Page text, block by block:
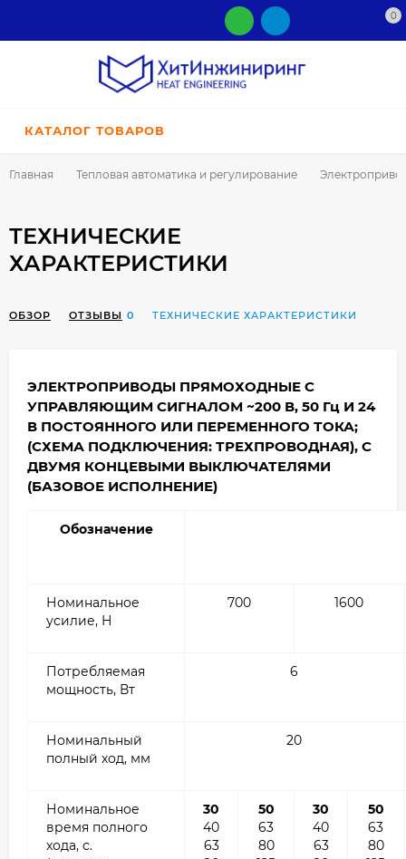
0
КАТАЛОГ ТОВАРОВ
Главная Тепловая автоматика и регулирование
ТЕХНИЧЕСКИЕ
ХАРАКТЕРИСТИКИ
ОБЗОР ОТЗЫВЫ 0 ТЕХНИЧЕСКИЕ ХАРАКТЕРИСТИКИ
ЭЛЕКТРОПРИВОДЫ ПРЯМОХОДНЫЕ С
УПРАВЛЯЮЩИМ СИГНАЛОМ ~200 В, 50 Гц И 24
В ПОСТОЯННОГО ИЛИ ПЕРЕМЕННОГО ТОКА;
(СХЕМА ПОДКЛЮЧЕНИЯ: ТРЕХПРОВОДНАЯ), С
ДВУМЯ КОНЦЕВЫМИ ВЫКЛЮЧАТЕЛЯМИ
(БАЗОВОЕ ИСПОЛНЕНИЕ)
Обозначение
Номинальное
усилие, Н
700 1600
Потребляемая
мощность, Вт
6
Номинальный
полный ход, мм
20
Номинальное
время полного
хода, с.
30
40
63
50
63
80
30
40
63
50
63
80